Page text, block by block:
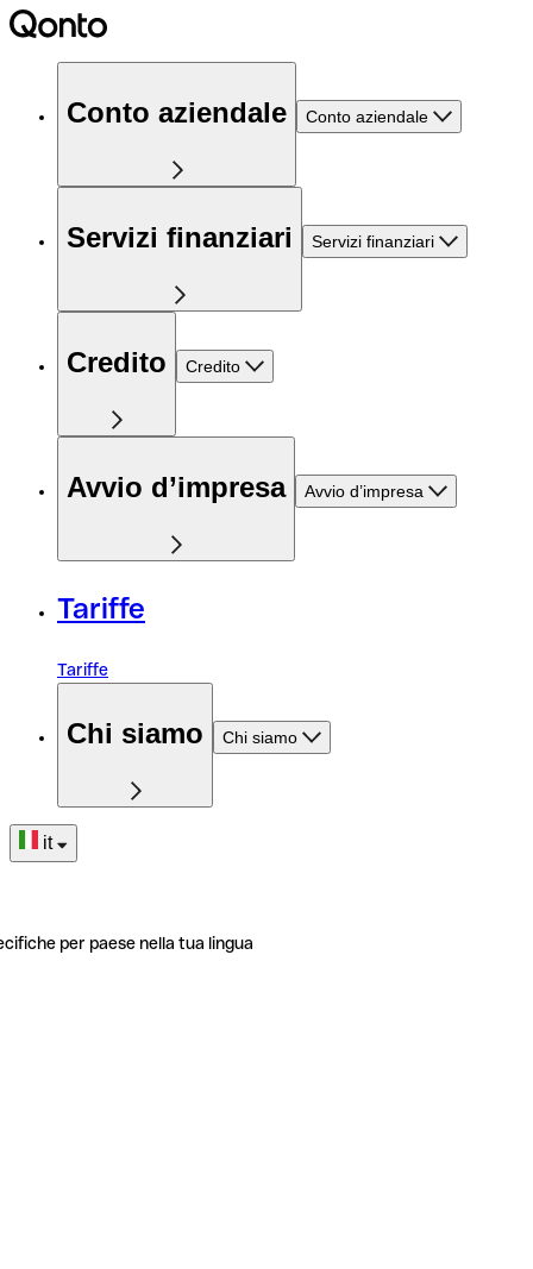
Conto aziendale Conto aziendale
Servizi finanziari Servizi finanziari
Credito Credito
Avvio d’impresa Avvio d’impresa
Tariffe
Tariffe
Chi siamo Chi siamo
it
per paese nella tua lingua